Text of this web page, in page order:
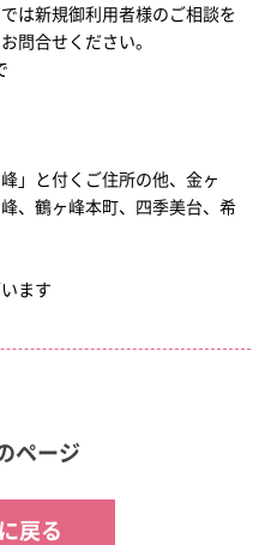
は新規御利用者様のご相談を
問合せください。
」と付くご住所の他、金ヶ
、鶴ヶ峰本町、四季美台、希
ます
ページ
戻る